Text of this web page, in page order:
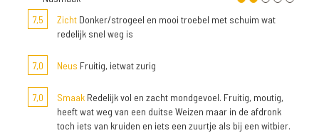
7,5
Zicht Donker/strogeel en mooi troebel met schuim wat
redelijk snel weg is
7,0 Neus Fruitig, ietwat zurig
7,0 Smaak Redelijk vol en zacht mondgevoel. Fruitig, moutig,
heeft wat weg van een duitse Weizen maar in de afdronk
toch iets van kruiden en iets een zuurtje als bij een witbier.